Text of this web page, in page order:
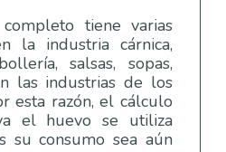
tiene varias
la industria cárnica,
salsas, sopas,
las industrias de los
esta razón, el cálculo
el huevo se utiliza
su consumo sea aún